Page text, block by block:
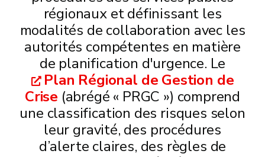
régionaux et définissant les
modalités de collaboration avec les
autorités compétentes en matière
de planification d'urgence. Le
Plan Régional de Gestion de
Crise (abrégé « PRGC ») comprend
une classification des risques selon
leur gravité, des procédures
d’alerte claires, des règles de